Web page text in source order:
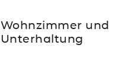
Wohnzimmer und
Unterhaltung